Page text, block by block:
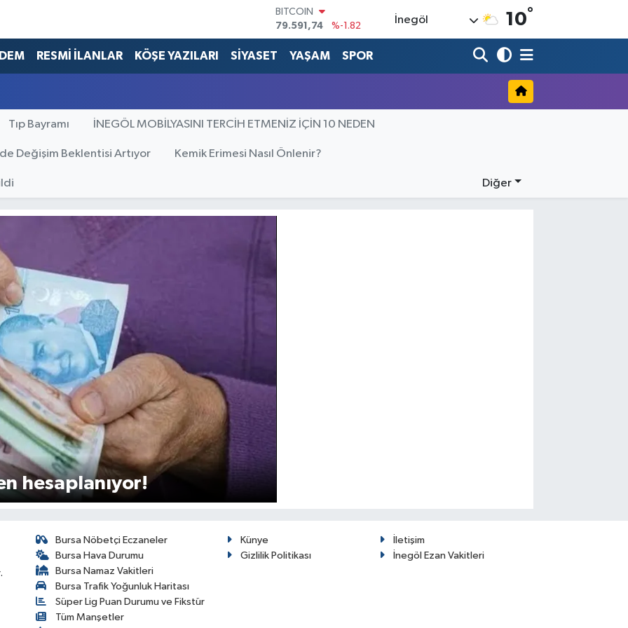
BITCOIN
79.591,74
%-1.82
DOLAR
45,43620
%0.02
61,60380
%0.18
G.ALTIN
BİST100
İnegöl 10°
RESMİ İLANLAR KÖŞE YAZILARI SİYASET YAŞAM SPOR
Tıp Bayramı İNEGÖL MOBİLYASINI TERCİH ETMENİZ İÇİN 10 NEDEN
Değişim Beklentisi Artıyor Kemik Erimesi Nasıl Önlenir?
Diğer
hesaplanıyor!
Bursa Nöbetçi Eczaneler
Bursa Hava Durumu
Bursa Namaz Vakitleri
Bursa Trafik Yoğunluk Haritası
Süper Lig Puan Durumu ve Fikstür
Tüm Manşetler
Künye
İletişim
Gizlilik Politikası
İnegöl Ezan Vakitleri